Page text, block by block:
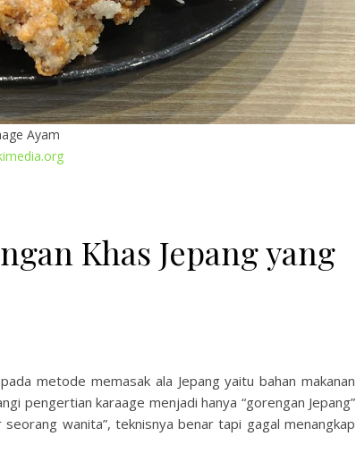
Ayam
Khas Jepang yang
metode memasak ala Jepang yaitu bahan makanan
pengertian karaage menjadi hanya “gorengan Jepang”
wanita”, teknisnya benar tapi gagal menangkap